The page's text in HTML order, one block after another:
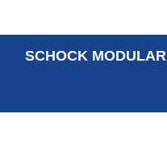
SCHOCK MODULAR